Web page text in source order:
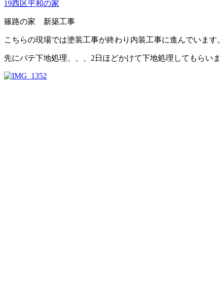
19西区平和の家
篠路の家 新築工事
こちらの現場では塗装工事が終わり内装工事に進んでいます。
先にパテ下地処理、、、2日ほどかけて下地処理してもらいま